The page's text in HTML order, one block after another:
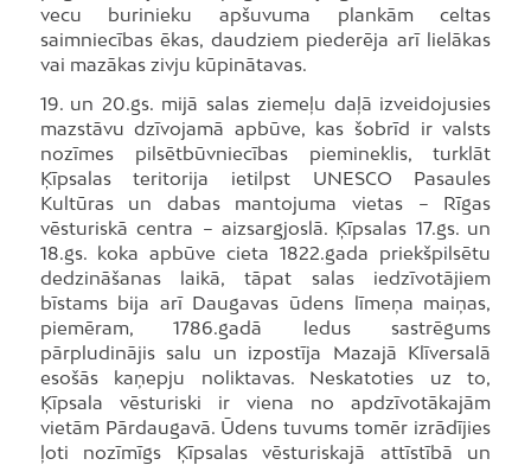
vecu burinieku apšuvuma plankām celtas
saimniecības ēkas, daudziem piederēja arī lielākas
vai mazākas zivju kūpinātavas.
19. un 20.gs. mijā salas ziemeļu daļā izveidojusies
mazstāvu dzīvojamā apbūve, kas šobrīd ir valsts
nozīmes pilsētbūvniecības piemineklis, turklāt
Ķīpsalas teritorija ietilpst UNESCO Pasaules
Kultūras un dabas mantojuma vietas – Rīgas
vēsturiskā centra – aizsargjoslā. Ķīpsalas 17.gs. un
18.gs. koka apbūve cieta 1822.gada priekšpilsētu
dedzināšanas laikā, tāpat salas iedzīvotājiem
bīstams bija arī Daugavas ūdens līmeņa maiņas,
piemēram, 1786.gadā ledus sastrēgums
pārpludinājis salu un izpostīja Mazajā Klīversalā
esošās kaņepju noliktavas. Neskatoties uz to,
Ķīpsala vēsturiski ir viena no apdzīvotākajām
vietām Pārdaugavā. Ūdens tuvums tomēr izrādījies
ļoti nozīmīgs Ķīpsalas vēsturiskajā attīstībā un